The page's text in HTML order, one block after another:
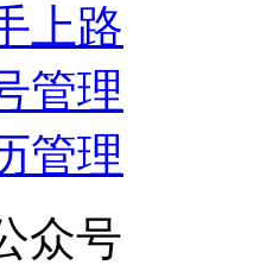
上路
管理
管理
众号